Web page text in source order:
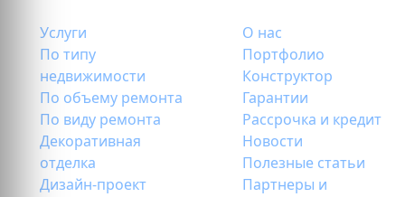
Услуги
По типу
недвижимости
По объему ремонта
По виду ремонта
Декоративная
отделка
Дизайн-проект
О нас
Портфолио
Конструктор
Гарантии
Рассрочка и кредит
Новости
Полезные статьи
Партнеры и